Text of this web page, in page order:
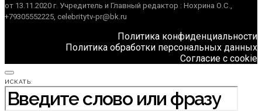
от 13.11.2020 г. Учредитель и Главный редактор : Нохрина О.С.,
+79305552225, celebritytv-pr@bk.ru
Политика конфиденциальности
Политика обработки персональных данных
Согласие с cookie
ИСКАТЬ: